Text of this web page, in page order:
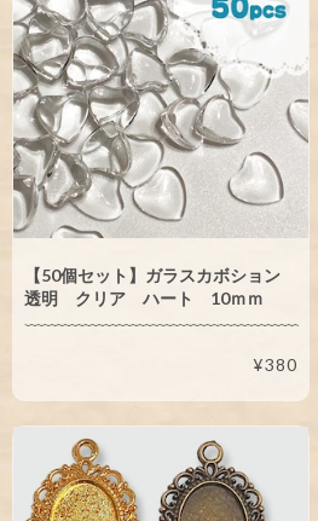
【50個セット】ガラスカボション
透明 クリア ハート 10ｍｍ
¥380